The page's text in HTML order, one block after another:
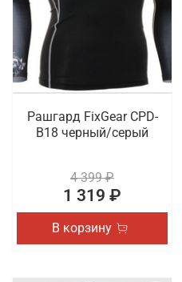
Рашгард FixGear CPD-
B18 черный/серый
4 399 ₽
1 319 ₽
В корзину